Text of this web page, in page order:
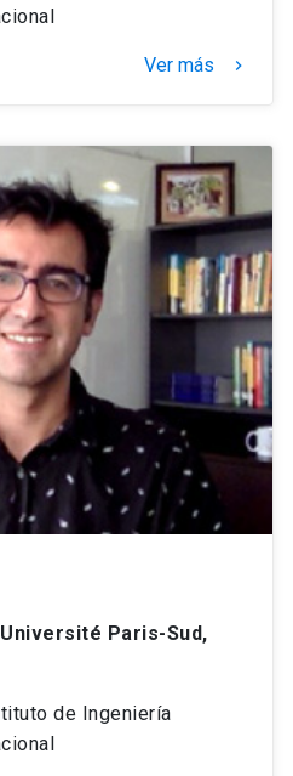
Ver más keyboard_arrow_right
Paris-Sud,
de Ingeniería